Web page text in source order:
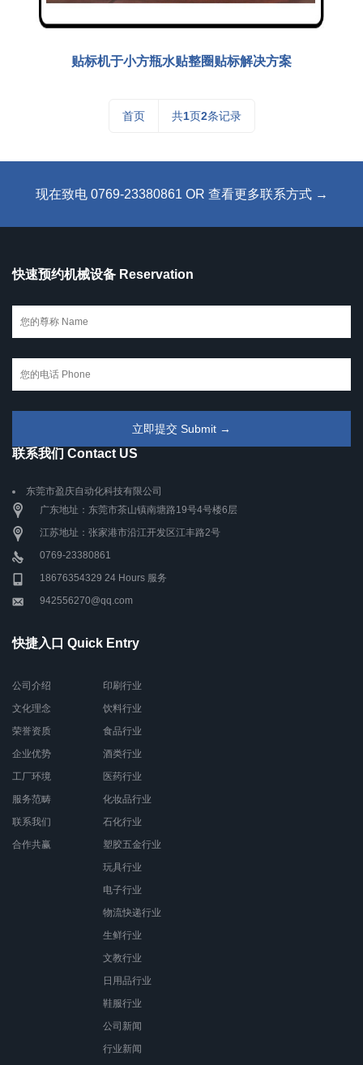
贴标机于小方瓶水贴整圈贴标解决方案
首页 共1页2条记录
现在致电 0769-23380861 OR 查看更多联系方式 →
快速预约机械设备 Reservation
联系我们 Contact US
东莞市盈庆自动化科技有限公司
广东地址：东莞市茶山镇南塘路19号4号楼6层
江苏地址：张家港市沿江开发区江丰路2号
0769-23380861
18676354329 24 Hours 服务
942556270@qq.com
快捷入口 Quick Entry
公司介绍
文化理念
荣誉资质
企业优势
工厂环境
服务范畴
联系我们
合作共赢
印刷行业
饮料行业
食品行业
酒类行业
医药行业
化妆品行业
石化行业
塑胶五金行业
玩具行业
电子行业
物流快递行业
生鲜行业
文教行业
日用品行业
鞋服行业
公司新闻
行业新闻